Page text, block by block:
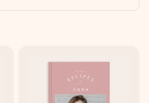
en quelques étapes – avec
un message qui touche le cœur.
tout l’amour pour le moment idéal.